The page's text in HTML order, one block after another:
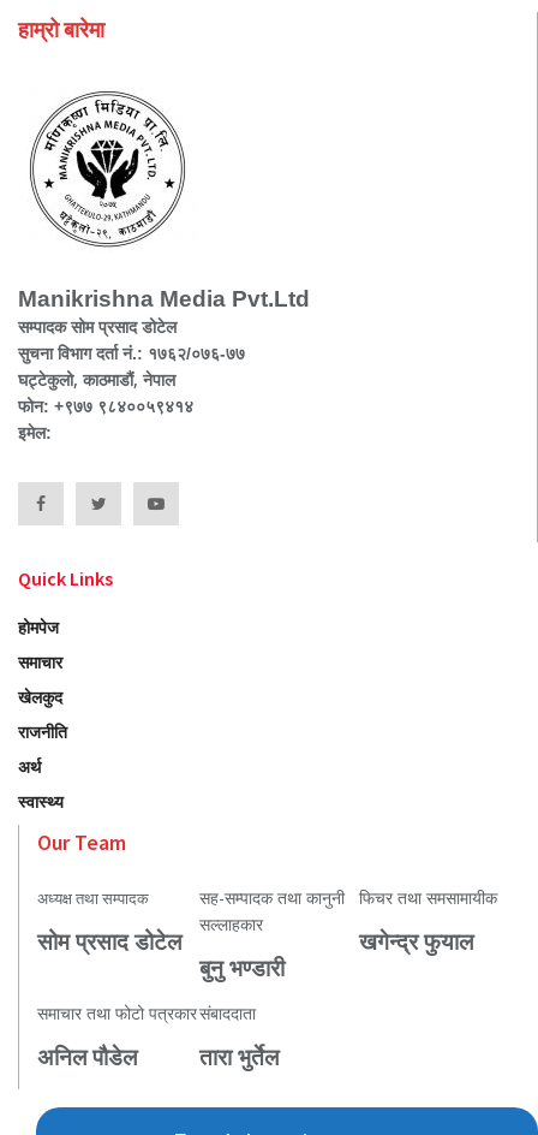
हाम्रो बारेमा
Manikrishna Media Pvt.Ltd
सम्पादक सोम प्रसाद डोटेल
सुचना विभाग दर्ता नं.: १७६२/०७६-७७
घट्टेकुलो, काठमाडौं, नेपाल
फोन: +९७७ ९८४००५९४१४
इमेल:
Quick Links
होमपेज
समाचार
खेलकुद
राजनीति
अर्थ
स्वास्थ्य
Our Team
अध्यक्ष तथा सम्पादक
सोम प्रसाद डोटेल
सह-सम्पादक तथा कानुनी
सल्लाहकार
बुनु भण्डारी
फिचर तथा समसामायीक
खगेन्द्र फुयाल
समाचार तथा फोटो पत्रकार
अनिल पौडेल
संबाददाता
तारा भुर्तेल